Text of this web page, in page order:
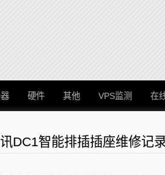
硬件 其他 VPS监测 在
DC1智能排插插座维修记